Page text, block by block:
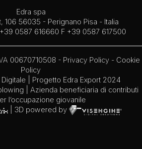
Edra spa
106 56035 - Perignano Pisa - Italia
0587 616660 F +39 0587 617500
00670710508 - Privacy Policy- Cookie
Policy
Progetto Edra Export 2024
| Azienda beneficiaria di contributi
l’occupazione giovanile
| 3D powered by